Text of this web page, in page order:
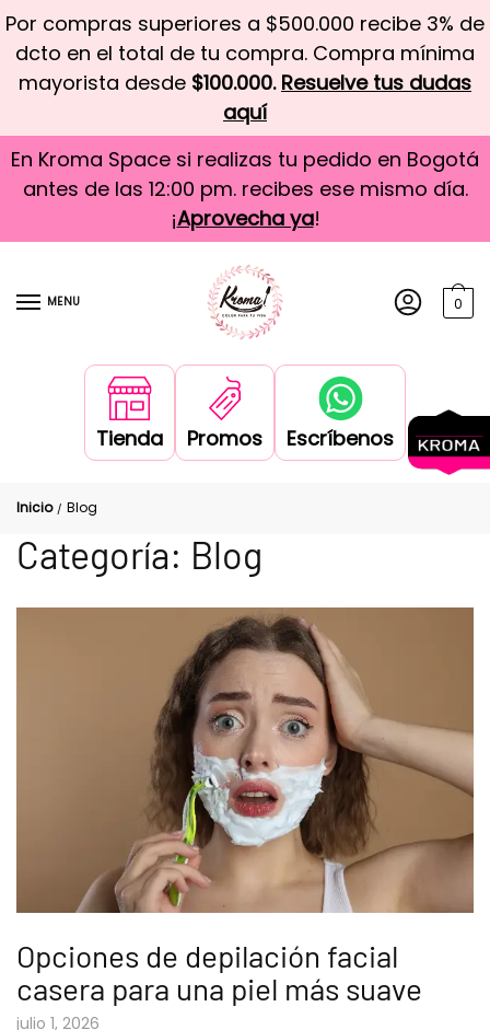
Por compras superiores a $500.000 recibe 3% de
dcto en el total de tu compra. Compra mínima
mayorista desde $100.000. Resuelve tus dudas
aquí
En Kroma Space si realizas tu pedido en Bogotá
antes de las 12:00 pm. recibes ese mismo día.
¡Aprovecha ya!
MENU 0
Tienda Promos Escríbenos
Inicio / Blog
Categoría: Blog
Opciones de depilación facial
casera para una piel más suave
julio 1, 2026